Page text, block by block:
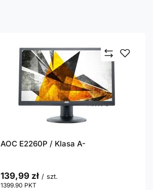
AOC E2260P / Klasa A-
139,99 zł / szt.
1399.90 PKT